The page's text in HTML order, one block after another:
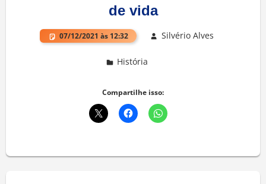
de vida
07/12/2021 às 12:32 Silvério Alves
História
Compartilhe isso: